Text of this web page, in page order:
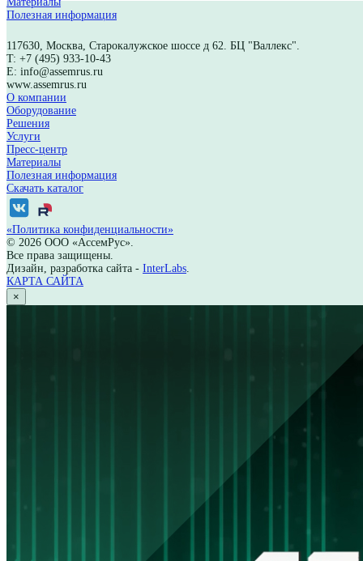
Поставка
Монтаж
Обучение
Сервисное обслуживание
Техническая поддержка
Пресс-центр
Новости
Фотогалерея
Буклеты и презентации
Видео
Материалы
Полезная информация
117630, Москва, Старокалужское шоссе д 62. БЦ "Валлекс".
T: +7 (495) 933-10-43
E: info@assemrus.ru
www.assemrus.ru
InterLabs
×